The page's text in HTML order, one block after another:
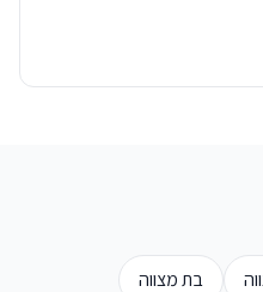
בת מצווה